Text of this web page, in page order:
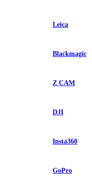
Leica
Blackmagic
Z CAM
DJI
Insta360
GoPro